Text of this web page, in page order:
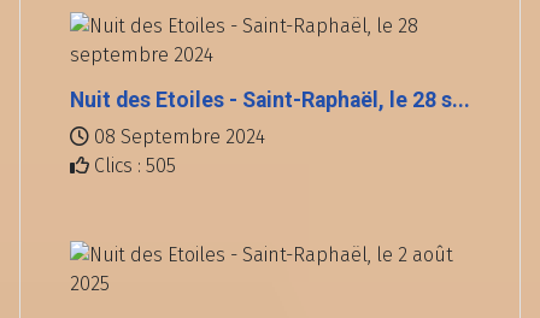
Nuit des Etoiles - Saint-Raphaël, le 28 s...
08 Septembre 2024
Clics : 505